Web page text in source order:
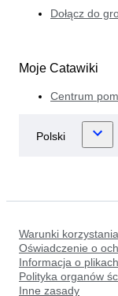
Dołącz do
Moje Catawiki
Centrum
Warunki korzystania
Oświadczenie o
Informacja o
Polityka organów
Inne zasady